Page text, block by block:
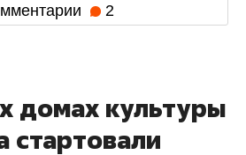
2
домах культуры
стартовали